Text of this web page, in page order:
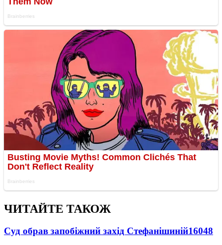
ЧИТАЙТЕ ТАКОЖ
Суд обрав запобіжний захід Стефанішиній16048